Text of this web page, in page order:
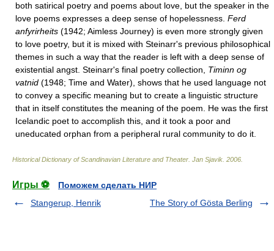
both satirical poetry and poems about love, but the speaker in the
love poems expresses a deep sense of hopelessness. Ferd
anfyrirheits (1942; Aimless Journey) is even more strongly given
to love poetry, but it is mixed with Steinarr's previous philosophical
themes in such a way that the reader is left with a deep sense of
existential angst. Steinarr's final poetry collection, Timinn og
vatnid (1948; Time and Water), shows that he used language not
to convey a specific meaning but to create a linguistic structure
that in itself constitutes the meaning of the poem. He was the first
Icelandic poet to accomplish this, and it took a poor and
uneducated orphan from a peripheral rural community to do it.
Historical Dictionary of Scandinavian Literature and Theater Jan Sjavik 2006
Игры ⚽
Поможем сделать НИР
Stangerup, Henrik
The Story of Gösta Berling